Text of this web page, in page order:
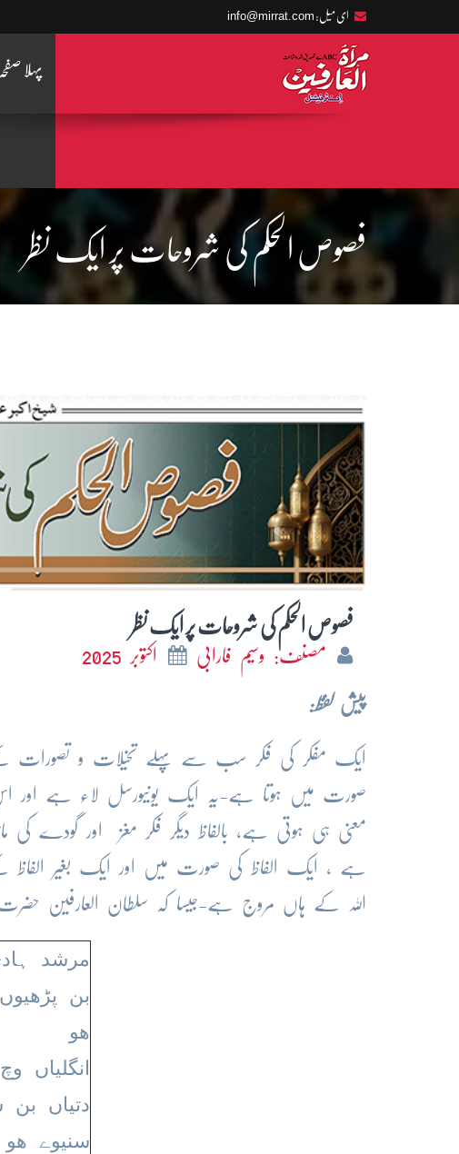
ای میل: info@mirrat.com
پہلا صفحہ
فصوص الحکم کی شروحات پر ایک نظر
فصوص الحکم کی شروحات پر ایک نظر
مصنف: وسیم فارابی اکتوبر 2025
پیش لفظ:
ایک مفکر کی فکر سب سے پہلے تخیلات و تصورات کے
صورت میں ہوتا ہے-یہ ایک یونیورسل لاء ہے اور
معنی ہی ہوتی ہے، بالفاظ دیگر فکر مغز اور گودے
ہے ، ایک الفاظ کی صورت میں اور ایک بغیر الفاظ
اللہ کے ہاں مروج ہے-جیسا کہ سلطان العارفین
مرشد
بن
ھو
انگلیاں
دتیاں بن
سنیوے ھو